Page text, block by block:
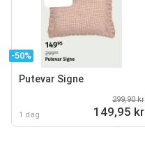
-50%
Putevar Signe
1 dag
299,90 kr
149,95 kr